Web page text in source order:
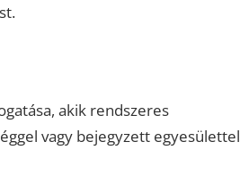
akik rendszeres
vagy bejegyzett egyesülettel